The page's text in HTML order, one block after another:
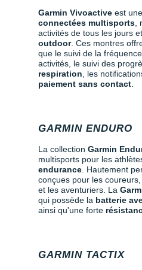
Garmin Vivoactive est
connectées multisports
activités de tous les jours
outdoor. Ces montres
que le suivi de la
activités, le suivi des
respiration , les
paiement sans contact
GARMIN ENDURO
La collection Garmin
multisports pour les
endurance . Hautement
conçues pour les
et les aventuriers. La
qui possède la batterie
ainsi qu'une forte
GARMIN TACTIX